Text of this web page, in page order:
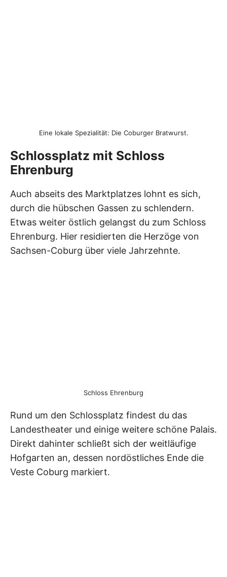
Eine lokale Spezialität: Die Coburger Bratwurst.
Schlossplatz mit Schloss
Ehrenburg
Auch abseits des Marktplatzes lohnt es sich,
durch die hübschen Gassen zu schlendern.
Etwas weiter östlich gelangst du zum Schloss
Ehrenburg. Hier residierten die Herzöge von
Sachsen-Coburg über viele Jahrzehnte.
Schloss Ehrenburg
Rund um den Schlossplatz findest du das
Landestheater und einige weitere schöne Palais.
Direkt dahinter schließt sich der weitläufige
Hofgarten an, dessen nordöstliches Ende die
Veste Coburg markiert.